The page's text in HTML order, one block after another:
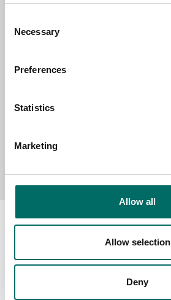
Selection
Necessary
Preferences
Statistics
Marketing
Allow all
Allow selection
Deny
About